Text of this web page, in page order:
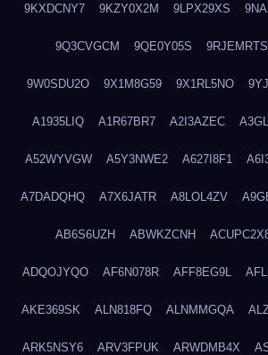
9KXDCNY7 9KZY0X2M 9LPX29XS
9Q3CVGCM 9QE0Y05S 9RJEMRTS
9W0SDU2O 9X1M8G59 9X1RL5NO
A1935LIQ A1R67BR7 A2I3AZEC
A52WYVGW A5Y3NWE2 A627I8F1
A7DADQHQ A7X6JATR A8LOL4ZV
AB6S6UZH ABWKZCNH
ADQOJYQO AF6N078R AFF8EG9L
AKE369SK ALN818FQ ALNMMGQA
ARK5NSY6 ARV3FPUK ARWDMB4X